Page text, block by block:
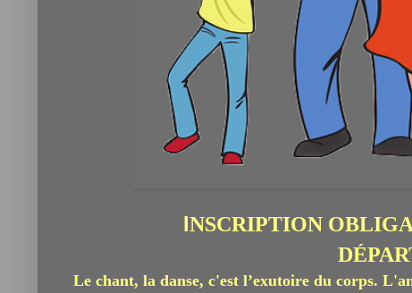
INSCRIPTION
Le chant, la danse, c'est l’exutoire du corps.